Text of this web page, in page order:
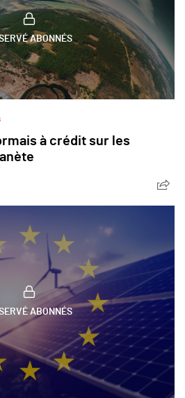
ABONNÉS
à crédit sur les
ABONNÉS